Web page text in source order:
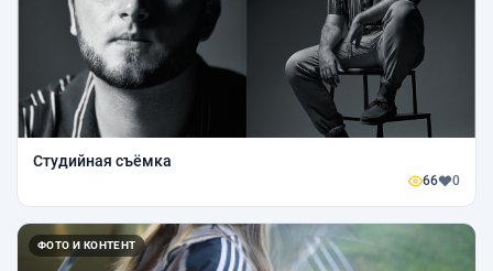
Студийная съёмка
66 0
ФОТО И КОНТЕНТ